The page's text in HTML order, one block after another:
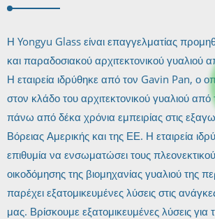
Η Yongyu Glass είναι επαγγελματίας
και παραδοσιακού αρχιτεκτονικού γυαλιού
Η εταιρεία ιδρύθηκε από τον Gavin Pan, ο
στον κλάδο του αρχιτεκτονικού γυαλιού από
πάνω από δέκα χρόνια εμπειρίας στις
Βόρειας Αμερικής και της ΕΕ. Η εταιρεία
επιθυμία να ενσωματώσει τους
οικοδόμησης της βιομηχανίας γυαλιού της
παρέχει εξατομικευμένες λύσεις στις
μας. Βρίσκουμε εξατομικευμένες λύσεις για